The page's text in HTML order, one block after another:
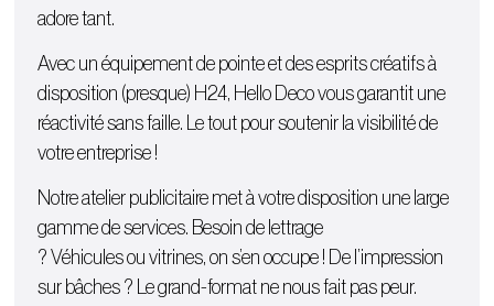
adore tant.
Avec un équipement de pointe et des esprits créatifs à
disposition (presque) H24, Hello Deco vous garantit une
réactivité sans faille. Le tout pour soutenir la visibilité de
votre entreprise !
Notre atelier publicitaire met à votre disposition une large
gamme de services. Besoin de lettrage
? Véhiculesouvitrines, on s’en occupe ! De l’impression
sur bâches ? Le grand-format ne nous fait pas peur.